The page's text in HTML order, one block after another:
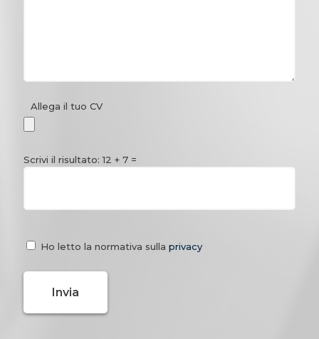
Allega il tuo CV
Scrivi il risultato: 12 + 7 =
Ho letto la normativa sulla privacy